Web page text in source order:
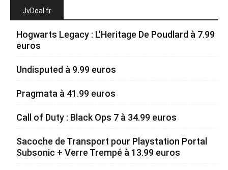
JvDeal.fr
Hogwarts Legacy : L'Heritage De Poudlard à 7.99
euros
Undisputed à 9.99 euros
Pragmata à 41.99 euros
Call of Duty : Black Ops 7 à 34.99 euros
Sacoche de Transport pour Playstation Portal
Subsonic + Verre Trempé à 13.99 euros